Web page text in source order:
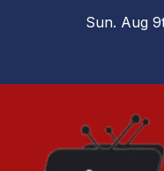
Sun. Aug